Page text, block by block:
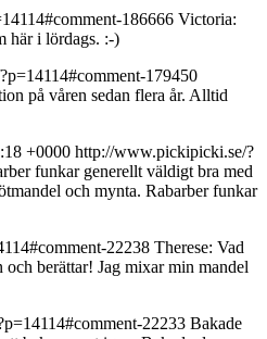
186666 Victoria:
här i lördags. :-)
179450
på våren sedan flera år. Alltid
+0000 http://www.pickipicki.se/?
funkar generellt väldigt bra med
och mynta. Rabarber funkar
22238 Therese: Vad
berättar! Jag mixar min mandel
22233 Bakade